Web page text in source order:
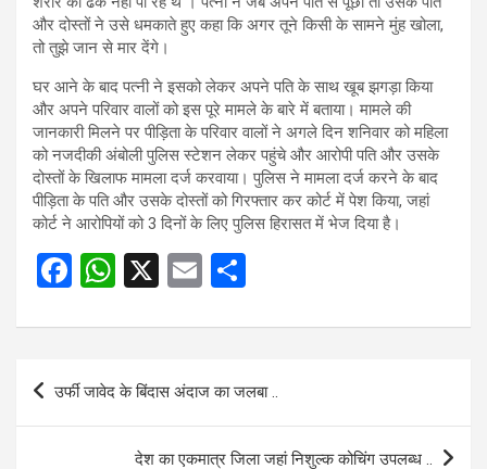
और दोस्तों ने उसे धमकाते हुए कहा कि अगर तूने किसी के सामने मुंह खोला,
तो तुझे जान से मार देंगे।
घर आने के बाद पत्नी ने इसको लेकर अपने पति के साथ खूब झगड़ा किया
और अपने परिवार वालों को इस पूरे मामले के बारे में बताया। मामले की
जानकारी मिलने पर पीड़िता के परिवार वालों ने अगले दिन शनिवार को महिला
को नजदीकी अंबोली पुलिस स्टेशन लेकर पहुंचे और आरोपी पति और उसके
दोस्तों के खिलाफ मामला दर्ज करवाया। पुलिस ने मामला दर्ज करने के बाद
पीड़िता के पति और उसके दोस्तों को गिरफ्तार कर कोर्ट में पेश किया, जहां
कोर्ट ने आरोपियों को 3 दिनों के लिए पुलिस हिरासत में भेज दिया है।
F
ce
b
o
W
at
s
A
X
E
ail ar
Post
उर्फी जावेद के बिंदास अंदाज का जलबा ..
देश का एकमात्र जिला जहां निशुल्क कोचिंग उपलब्ध ..